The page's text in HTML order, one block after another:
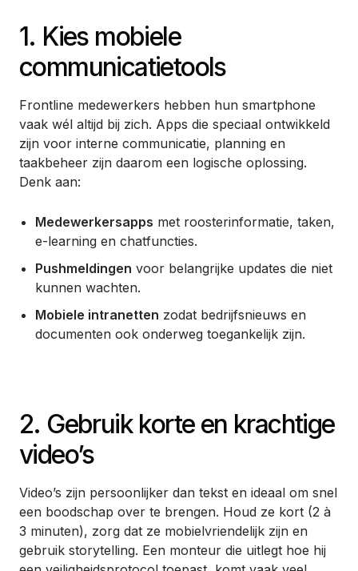
1. Kies mobiele
communicatietools
Frontline medewerkers hebben hun smartphone
vaak wél altijd bij zich. Apps die speciaal ontwikkeld
zijn voor interne communicatie, planning en
taakbeheer zijn daarom een logische oplossing.
Denk aan:
Medewerkersapps met roosterinformatie, taken,
e-learning en chatfuncties.
Pushmeldingen voor belangrijke updates die niet
kunnen wachten.
Mobiele intranetten zodat bedrijfsnieuws en
documenten ook onderweg toegankelijk zijn.
2. Gebruik korte en krachtige
video’s
Video’s zijn persoonlijker dan tekst en ideaal om snel
een boodschap over te brengen. Houd ze kort (2 à
3 minuten), zorg dat ze mobielvriendelijk zijn en
gebruik storytelling. Een monteur die uitlegt hoe hij